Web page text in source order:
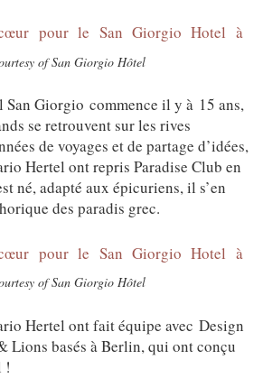
of San Giorgio Hôtel
San Giorgio commence il y à 15 ans,
se retrouvent sur les rives
de voyages et de partage d’idées,
Hertel ont repris Paradise Club en
né, adapté aux épicuriens, il s’en
des paradis grec.
of San Giorgio Hôtel
Hertel ont fait équipe avec Design
basés à Berlin, qui ont conçu
!